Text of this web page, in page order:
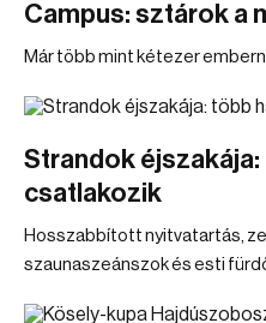
Campus: sztárok a
Már több mint kétezer
Strandok
csatlakozik
Hosszabbított nyitvatartás,
szaunaszeánszok és esti